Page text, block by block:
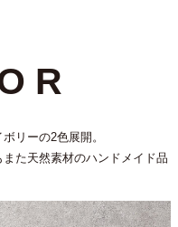
R
リーの2色展開。
た天然素材のハンドメイド品